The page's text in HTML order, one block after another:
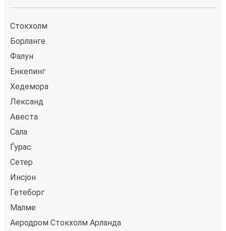
Стокхолм
Борланге
Фалун
Енкепинг
Хедемора
Лександ
Авеста
Сала
Ѓурас
Сетер
Инсјон
Гетеборг
Малме
Аеродром Стокхолм Арланда